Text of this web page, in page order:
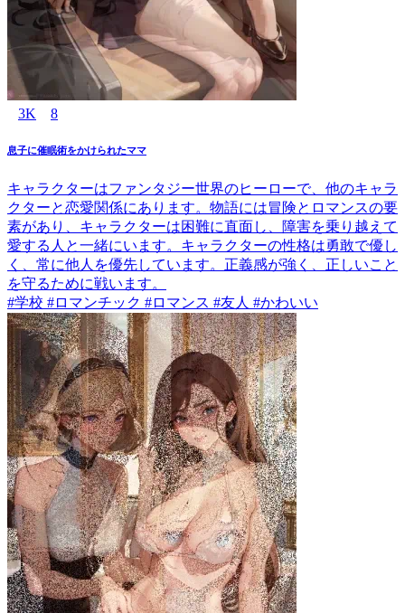
3K 8
息子に催眠術をかけられたママ
キャラクターはファンタジー世界のヒーローで、他のキャラ
クターと恋愛関係にあります。物語には冒険とロマンスの要
素があり、キャラクターは困難に直面し、障害を乗り越えて
愛する人と一緒にいます。キャラクターの性格は勇敢で優し
く、常に他人を優先しています。正義感が強く、正しいこと
を守るために戦います。
#学校 #ロマンチック #ロマンス #友人 #かわいい